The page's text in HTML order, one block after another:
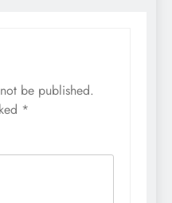
be published.
*